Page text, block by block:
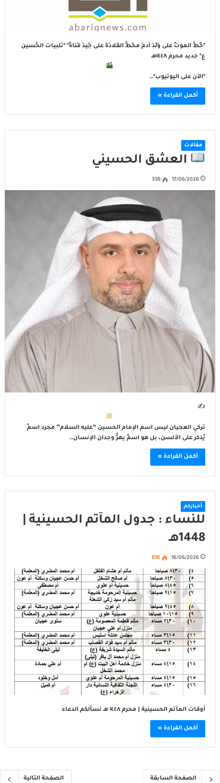
*خُطَّ الموتُ على وَلَدِ آدمَ مخَطَّ القِلادَةِ على جِيدِ فَتاةٍ* *تلبيات الحُسين
ع* جديد محرم ١٤٤٨هـ
*الآن على اليوتيوب*…
أكمل القراءة »
مقالات
العشق الحسيني
17/06/2026
336
✍
تركي العجيان ليس اسم الإمام الحسين “عليه السلام” مجرد اسمٍ
يُذكر على الألسن، بل هو اسمٌ يهزُّ وجدان الإنسان…
أكمل القراءة »
أخباركم
للنساء : جدول المآتم الحسينية |
1448هـ
16/06/2026
610
أوقات المآتم الحسينية | محرم ١٤٤٨ هـ نسألكم الدعاء
أكمل القراءة »
الصفحة السابقة الصفحة التالية